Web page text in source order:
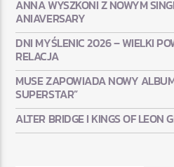
ANNA WYSZKONI Z NOWYM
ANIAVERSARY
DNI MYŚLENIC 2026 – WIELKI
RELACJA
MUSE ZAPOWIADA NOWY
SUPERSTAR”
ALTER BRIDGE I KINGS OF LEON